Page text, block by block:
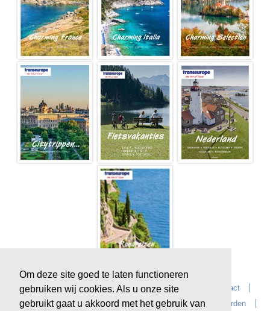
Om deze site goed te laten functioneren
gebruiken wij cookies. Als u onze site
gebruikt gaat u akkoord met het gebruik van
Home Over Transeurope Vacatures
Contact
Vragen?
Reiskantoren Extras Reisvoorwaarden